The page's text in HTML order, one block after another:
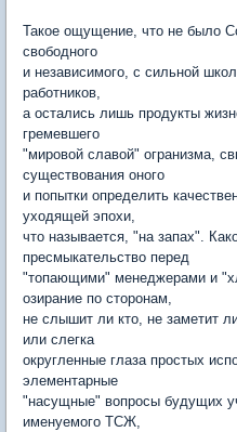
Такое ощущение, что не было
свободного
и независимого, с сильной
работников,
а остались лишь продукты
гремевшего
"мировой славой" огранизма,
существования оного
и попытки определить
уходящей эпохи,
что называется, "на запах".
пресмыкательство перед
"топающими" менеджерами и
озирание по сторонам,
не слышит ли кто, не заметит
или слегка
округленные глаза простых
элементарные
"насущные" вопросы будущих
именуемого ТСЖ,